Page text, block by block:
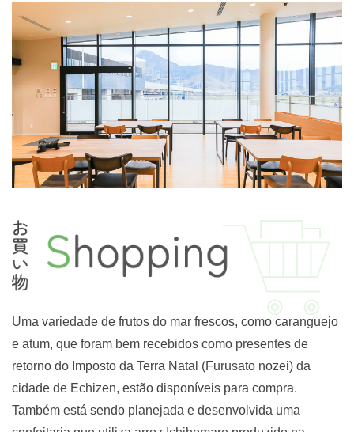
Uma variedade de frutos do mar frescos, como caranguejo
e atum, que foram bem recebidos como presentes de
retorno do Imposto da Terra Natal (Furusato nozei) da
cidade de Echizen, estão disponíveis para compra.
Também está sendo planejada e desenvolvida uma